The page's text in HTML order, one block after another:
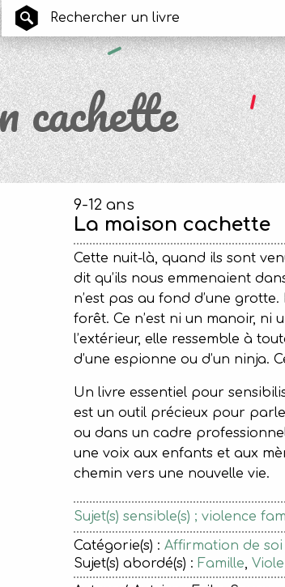
cachette
9-12 ans
La maison cachette
Cette nuit-là, quand ils sont
dit qu’ils nous emmenaient
n’est pas au fond d’une
forêt. Ce n’est ni un manoir, ni
l’extérieur, elle ressemble à
d’une espionne ou d’un ninja.
Un livre essentiel pour
est un outil précieux pour
ou dans un cadre
une voix aux enfants et aux
chemin vers une nouvelle vie.
Sujet(s) sensible(s) ; violence
Catégorie(s) : Affirmation de soi
Sujet(s) abordé(s) : Famille,